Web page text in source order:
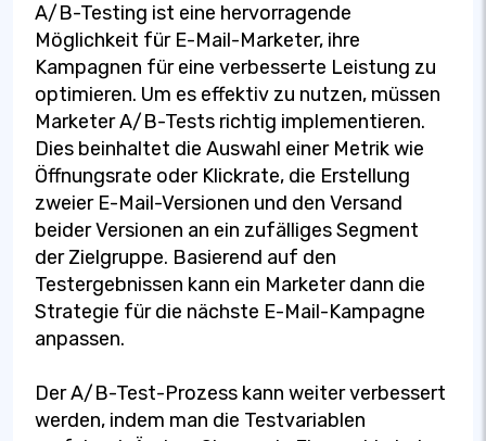
A/B-Testing ist eine hervorragende
Möglichkeit für E-Mail-Marketer, ihre
Kampagnen für eine verbesserte Leistung zu
optimieren. Um es effektiv zu nutzen, müssen
Marketer A/B-Tests richtig implementieren.
Dies beinhaltet die Auswahl einer Metrik wie
Öffnungsrate oder Klickrate, die Erstellung
zweier E-Mail-Versionen und den Versand
beider Versionen an ein zufälliges Segment
der Zielgruppe. Basierend auf den
Testergebnissen kann ein Marketer dann die
Strategie für die nächste E-Mail-Kampagne
anpassen.
Der A/B-Test-Prozess kann weiter verbessert
werden, indem man die Testvariablen